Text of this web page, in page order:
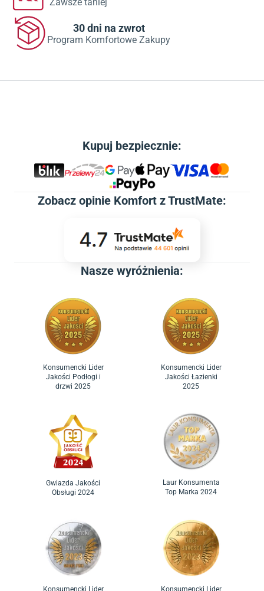
30 dni na zwrot
Program Komfortowe Zakupy
Kupuj bezpiecznie:
Zobacz opinie Komfort z TrustMate:
Nasze wyróżnienia:
Konsumencki Lider
Jakości Podłogi i
drzwi 2025
Konsumencki Lider
Jakości Łazienki
2025
Gwiazda Jakości
Obsługi 2024
Laur Konsumenta
Top Marka 2024
Konsumencki Lider Konsumencki Lider